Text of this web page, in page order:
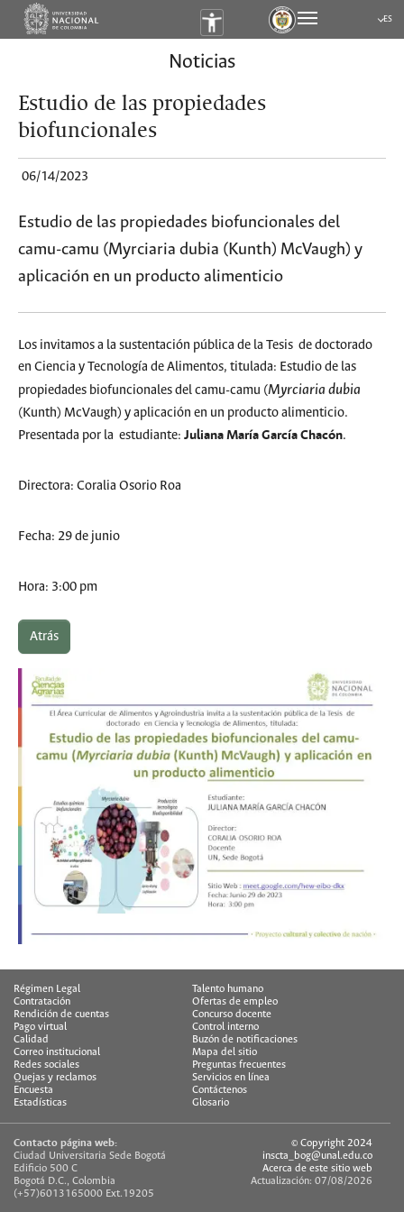
ES
Noticias
Estudio de las propiedades
biofuncionales
06/14/2023
Estudio de las propiedades biofuncionales del
camu-camu (Myrciaria dubia (Kunth) McVaugh) y
aplicación en un producto alimenticio
Los invitamos a la sustentación pública de la Tesis de doctorado
en Ciencia y Tecnología de Alimentos, titulada: Estudio de las
propiedades biofuncionales del camu-camu (Myrciaria dubia
(Kunth) McVaugh) y aplicación en un producto alimenticio.
Presentada por la estudiante: Juliana María García Chacón.
Directora: Coralia Osorio Roa
Fecha: 29 de junio
Hora: 3:00 pm
Atrás
Régimen Legal
Talento humano
Contratación
Ofertas de empleo
Rendición de cuentas
Concurso docente
Pago virtual
Control interno
Calidad
Buzón de notificaciones
Correo institucional
Mapa del sitio
Redes sociales
Preguntas frecuentes
Quejas y reclamos
Servicios en línea
Encuesta
Contáctenos
Estadísticas
Glosario
Contacto página web:
Ciudad Universitaria Sede Bogotá
Edificio 500 C
Bogotá D.C., Colombia
(+57)6013165000 Ext.19205
© Copyright 2024
inscta_bog@unal.edu.co
Acerca de este sitio web
Actualización: 07/08/2026